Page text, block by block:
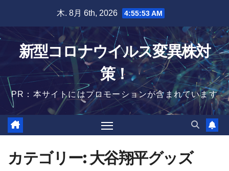
content
木. 8月 6th, 2026 4:55:54 AM
新型コロナウイルス変異株対
策！
PR：本サイトにはプロモーションが含まれています
カテゴリー: 大谷翔平グッズ